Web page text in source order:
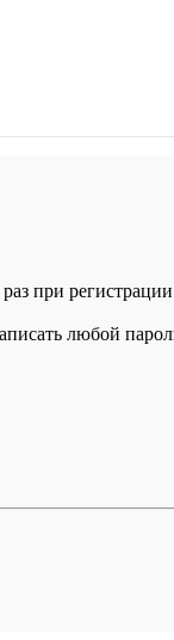
при регистрации
любой